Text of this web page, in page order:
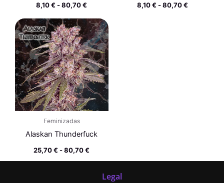
8,10€ - 80,70€ 8,10€ - 80,70€
Feminizadas
Alaskan Thunderfuck
25,70€ - 80,70€
Rango
de
precios:
desde
25,70 €
hasta
80,70 €
Legal